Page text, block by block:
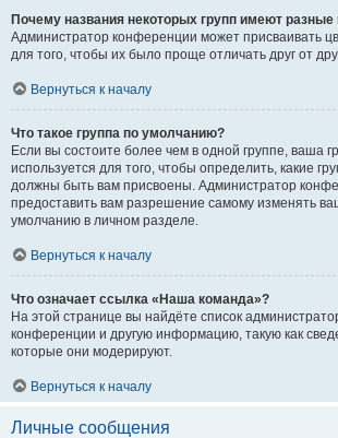
Почему названия некоторых групп имеют разные
Администратор конференции может присваивать
для того, чтобы их было проще отличать друг от
Вернуться к началу
Что такое группа по умолчанию?
Если вы состоите более чем в одной группе, ваша
используется для того, чтобы определить, какие
должны быть вам присвоены. Администратор
предоставить вам разрешение самому изменять
умолчанию в личном разделе.
Вернуться к началу
Что означает ссылка «Наша команда»?
На этой странице вы найдёте список
конференции и другую информацию, такую как
которые они модерируют.
Вернуться к началу
Личные сообщения